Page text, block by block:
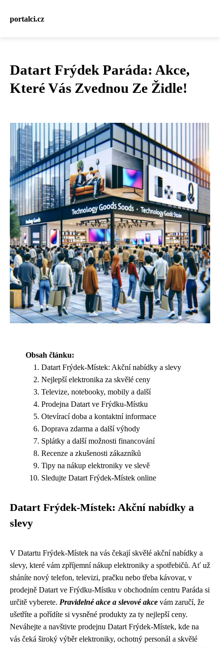
portalci.cz
Datart Frýdek Paráda: Akce,
Které Vás Zvednou Ze Židle!
Obsah článku:
Datart Frýdek-Místek: Akční nabídky a slevy
Nejlepší elektronika za skvělé ceny
Televize, notebooky, mobily a další
Prodejna Datart ve Frýdku-Místku
Otevírací doba a kontaktní informace
Doprava zdarma a další výhody
Splátky a další možnosti financování
Recenze a zkušenosti zákazníků
Tipy na nákup elektroniky ve slevě
Sledujte Datart Frýdek-Místek online
Datart Frýdek-Místek: Akční nabídky a
slevy
V Datartu Frýdek-Místek na vás čekají skvělé akční nabídky a
slevy, které vám zpříjemní nákup elektroniky a spotřebičů. Ať už
sháníte nový telefon, televizi, pračku nebo třeba kávovar, v
prodejně Datart ve Frýdku-Místku v obchodním centru Paráda si
určitě vyberete. Pravidelné akce a slevové akce vám zaručí, že
ušetříte a pořídíte si vysněné produkty za ty nejlepší ceny.
Neváhejte a navštivte prodejnu Datart Frýdek-Místek, kde na
vás čeká široký výběr elektroniky, ochotný personál a skvělé